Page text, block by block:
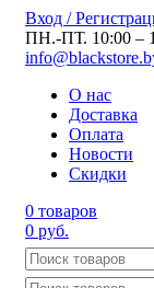
Вход /
ПН.-ПТ. 10:00 –
О нас
Доставка
Оплата
Новости
Скидки
0 товаров
0 руб.